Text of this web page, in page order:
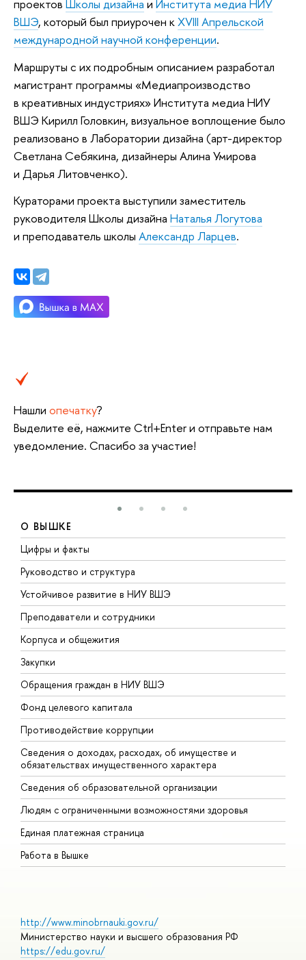
проектов Школы дизайна и Института медиа НИУ
ВШЭ, который был приурочен кXVIII Апрельской
международной научной конференции.
Маршруты с их подробным описанием разработал
магистрант программы «Медиапроизводство
в креативных индустриях» Института медиа НИУ
ВШЭ Кирилл Головкин, визуальное воплощение было
реализовано в Лаборатории дизайна (арт-директор
Светлана Себякина, дизайнеры Алина Умирова
и Дарья Литовченко).
Кураторами проекта выступили заместитель
руководителя Школы дизайна Наталья Логутова
и преподаватель школы Александр Ларцев.
Нашли опечатку?
Выделите её, нажмите Ctrl+Enter и отправьте нам
уведомление. Спасибо за участие!
О ВЫШКЕ
Цифры и факты
Руководство и структура
Устойчивое развитие в НИУ ВШЭ
Преподаватели и сотрудники
Корпуса и общежития
Закупки
Обращения граждан в НИУ ВШЭ
Фонд целевого капитала
Противодействие коррупции
Сведения о доходах, расходах, об имуществе и
обязательствах имущественного характера
Сведения об образовательной организации
Людям с ограниченными возможностями здоровья
Единая платежная страница
Работа в Вышке
http://www.minobrnauki.gov.ru/
Министерство науки и высшего образования РФ
https://edu.gov.ru/